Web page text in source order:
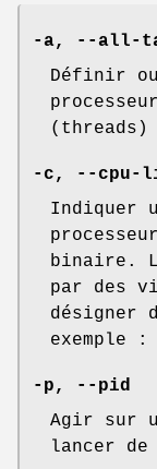
-a,
--all-
Définir
(threads)
-c, --cpu-
Indiquer
binaire.
par des
désigner
exemple :
-p,
--pid
Agir sur
lancer